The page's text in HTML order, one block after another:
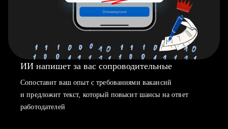
ИИ напишет за вас сопроводительные
Сопоставит ваш опыт с требованиями вакансий
и предложит текст, который повысит шансы на ответ
работодателей